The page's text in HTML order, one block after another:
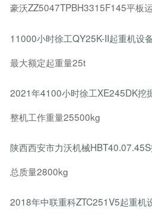
豪沃ZZ5047TPBH3315F145平板
11000小时徐工QY25K-II起重机设
最大额定起重量25t
2021年4100小时徐工XE245DK挖
整机工作重量25500kg
陕西西安市力沃机械
总质量2800kg
2018年中联重科ZTC251V5起重机